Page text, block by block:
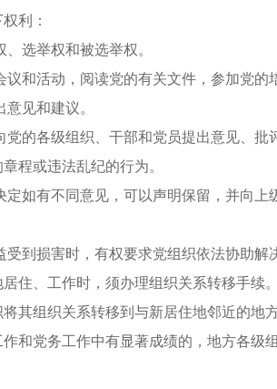
利：
选举权和被选举权。
活动，阅读党的有关文件，参加党的
见和建议。
各级组织、干部和党员提出意见、批
程或违法乱纪的行为。
有不同意见，可以声明保留，并向上
损害时，有权要求党组织依法协助解
、工作时，须办理组织关系转移手续。
其组织关系转移到与新居住地邻近的地方
党务工作中有显著成绩的，地方各级组